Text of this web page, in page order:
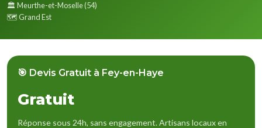
🏛️ Meurthe-et-Moselle (54)
🗺️ Grand Est
🎯 Devis Gratuit à Fey-en-Haye
Gratuit
Réponse sous 24h, sans engagement. Artisans locaux en